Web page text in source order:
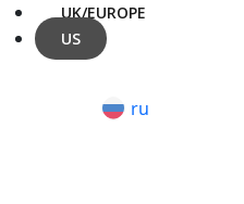
UK/EUROPE
US
ru